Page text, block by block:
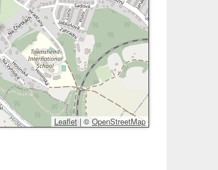
Leaflet | ©OpenStreetMap